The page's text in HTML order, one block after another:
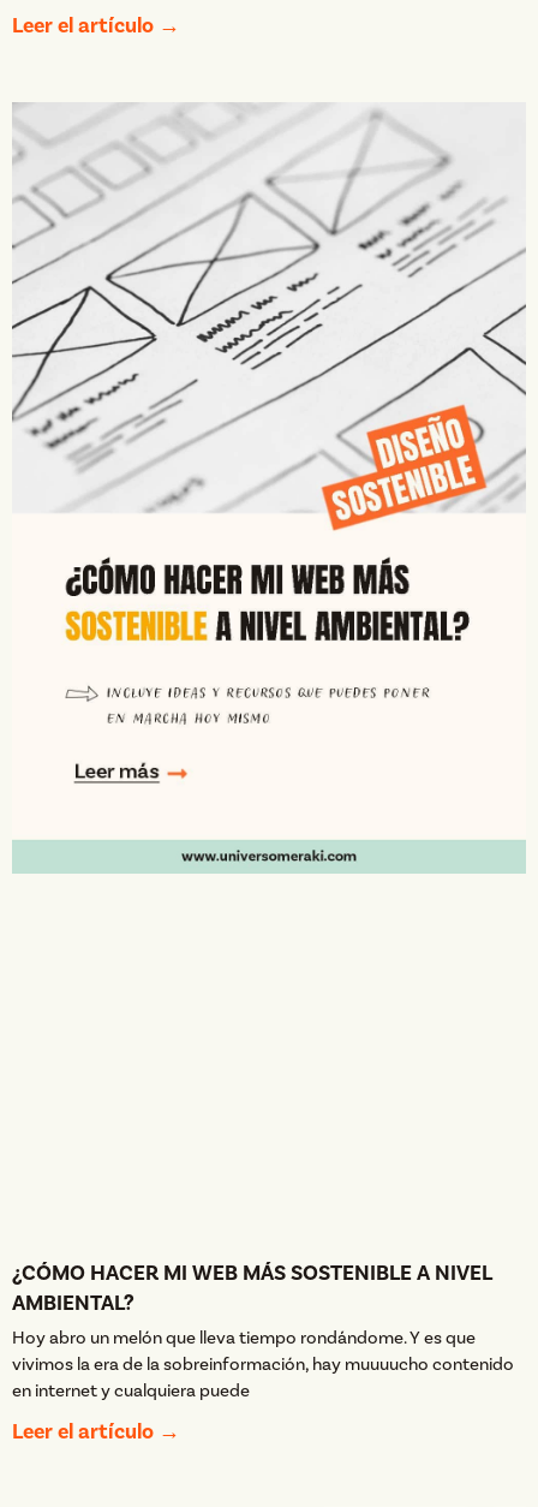
Leer el artículo →
¿CÓMO HACER MI WEB MÁS SOSTENIBLE A NIVEL
AMBIENTAL?
Hoy abro un melón que lleva tiempo rondándome. Y es que
vivimos la era de la sobreinformación, hay muuuucho contenido
en internet y cualquiera puede
Leer el artículo →